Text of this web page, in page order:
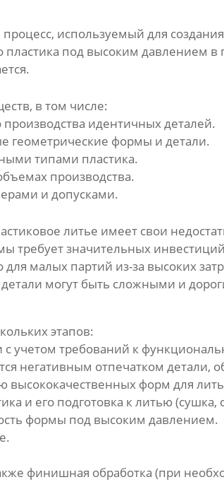
используемый для
под высоким давлением
в том числе:
идентичных деталей.
геометрические формы и детали.
типами пластика.
производства.
и допусками.
литье имеет свои
требует значительных
малых партий из-за высоких
могут быть сложными и
этапов:
с учетом требований к
негативным отпечатком
высококачественных форм для
и его подготовка к литью
формы под высоким давлением.
финишная обработка (при